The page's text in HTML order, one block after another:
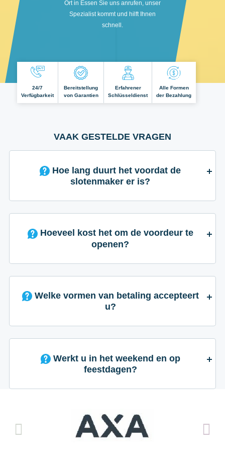
Ort in Essen Sie uns anrufen, unser
Spezialist kommt und hilft Ihnen
schnell.
24/7
Verfügbarkeit
Bereitstellung
von Garantien
Erfahrener
Schlüsseldienst
Alle Formen
der Bezahlung
VAAK GESTELDE VRAGEN
slotenmaker er is?
Hoeveel kost het om de voordeur te
openen?
Welke vormen van betaling accepteert
u?
Werkt u in het weekend en op
feestdagen?